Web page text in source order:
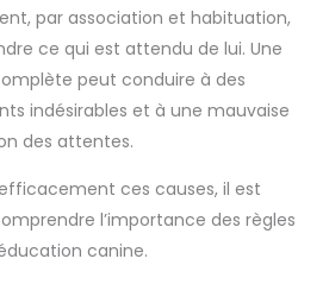
par association et habituation,
ce qui est attendu de lui. Une
peut conduire à des
indésirables et à une mauvaise
des attentes.
ces causes, il est
l’importance des règles
canine.